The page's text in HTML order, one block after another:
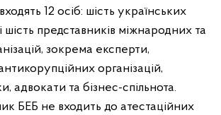
12 осіб: шість українських
шість представників міжнародних та
зокрема експерти,
організацій,
адвокати та бізнес-спільнота.
БЕБ не входить до атестаційних